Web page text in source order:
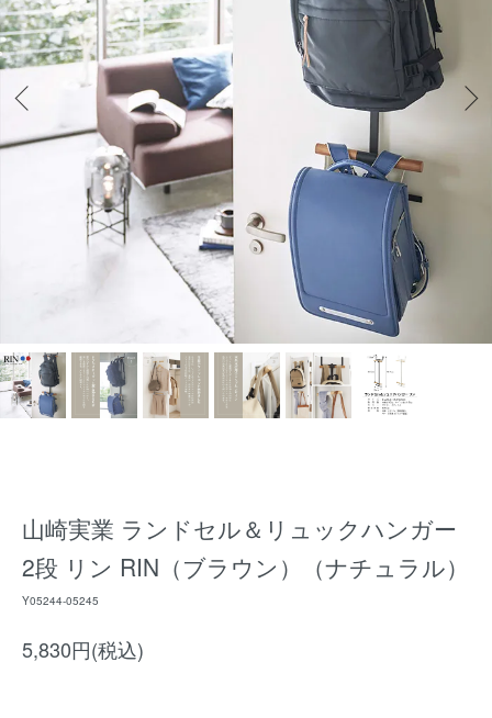
山崎実業 ランドセル＆リュックハンガー
2段 リン RIN（ブラウン）（ナチュラル）
Y05244-05245
5,830円(税込)